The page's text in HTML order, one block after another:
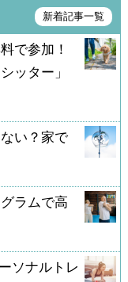
新着記事一覧
で参加！
ッター」
い？家で
ラムで高
ソナルトレ